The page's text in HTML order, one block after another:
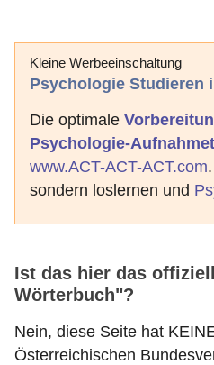
Kleine Werbeeinschaltung
Psychologie Studieren
Die optimale
Psychologie-
www.ACT-ACT-ACT.com
sondern loslernen und
Ist das hier das
Wörterbuch"?
Nein, diese Seite hat
Österreichischen